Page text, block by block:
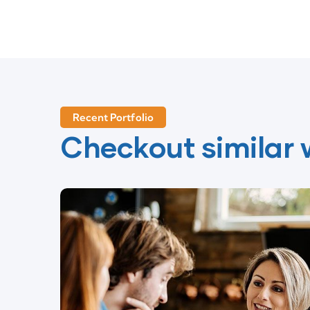
Recent Portfolio
Checkout similar